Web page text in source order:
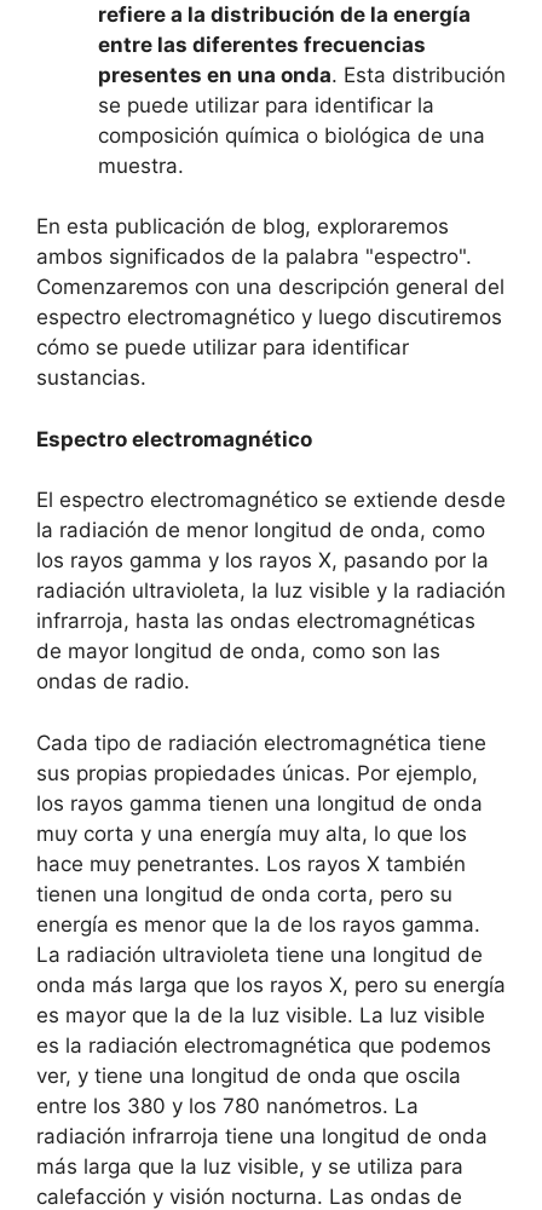
refiere a la distribución de la energía
entre las diferentes frecuencias
presentes en una onda. Esta distribución
se puede utilizar para identificar la
composición química o biológica de una
muestra.
En esta publicación de blog, exploraremos
ambos significados de la palabra "espectro".
Comenzaremos con una descripción general del
espectro electromagnético y luego discutiremos
cómo se puede utilizar para identificar
sustancias.
Espectro electromagnético
El espectro electromagnético se extiende desde
la radiación de menor longitud de onda, como
los rayos gamma y los rayos X, pasando por la
radiación ultravioleta, la luz visible y la radiación
infrarroja, hasta las ondas electromagnéticas
de mayor longitud de onda, como son las
ondas de radio.
Cada tipo de radiación electromagnética tiene
sus propias propiedades únicas. Por ejemplo,
los rayos gamma tienen una longitud de onda
muy corta y una energía muy alta, lo que los
hace muy penetrantes. Los rayos X también
tienen una longitud de onda corta, pero su
energía es menor que la de los rayos gamma.
La radiación ultravioleta tiene una longitud de
onda más larga que los rayos X, pero su energía
es mayor que la de la luz visible. La luz visible
es la radiación electromagnética que podemos
ver, y tiene una longitud de onda que oscila
entre los 380 y los 780 nanómetros. La
radiación infrarroja tiene una longitud de onda
más larga que la luz visible, y se utiliza para
calefacción y visión nocturna. Las ondas de